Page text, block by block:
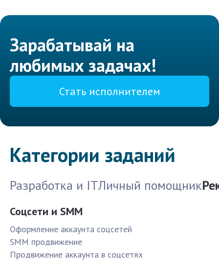
Зарабатывай на
любимых задачах!
Стать исполнителем
Категории заданий
Разработка и ITЛичный помощник
Соцсети и SMM
Оформление аккаунта соцсетей
SMM продвижение
Продвижение аккаунта в соцсетях